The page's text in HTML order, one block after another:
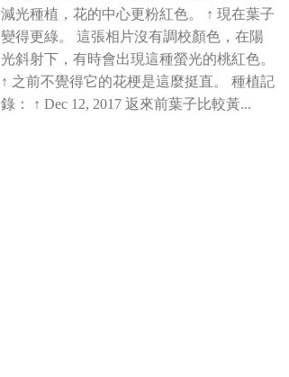
減光種植，花的中心更粉紅色。 ↑ 現在葉子
變得更綠。 這張相片沒有調校顏色，在陽
光斜射下，有時會出現這種螢光的桃紅色。
↑ 之前不覺得它的花梗是這麼挺直。 種植記
錄： ↑ Dec 12, 2017 返來前葉子比較黃...